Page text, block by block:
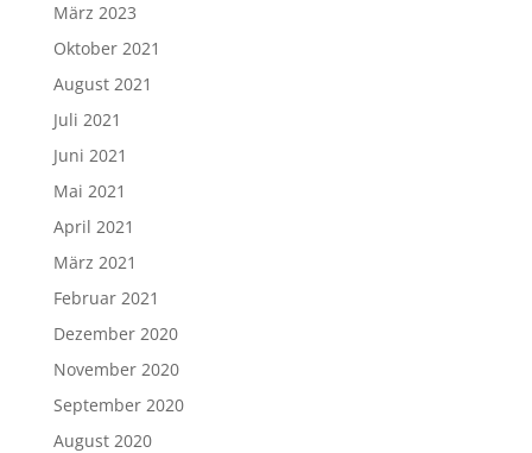
März 2023
Oktober 2021
August 2021
Juli 2021
Juni 2021
Mai 2021
April 2021
März 2021
Februar 2021
Dezember 2020
November 2020
September 2020
August 2020